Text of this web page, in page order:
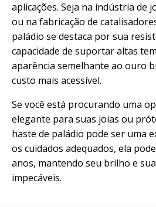
aplicações. Seja na indústria de
ou na fabricação de
paládio se destaca por sua
capacidade de suportar altas
aparência semelhante ao ouro
custo mais acessível.
Se você está procurando uma
elegante para suas joias ou
haste de paládio pode ser uma
os cuidados adequados, ela
anos, mantendo seu brilho e
impecáveis.